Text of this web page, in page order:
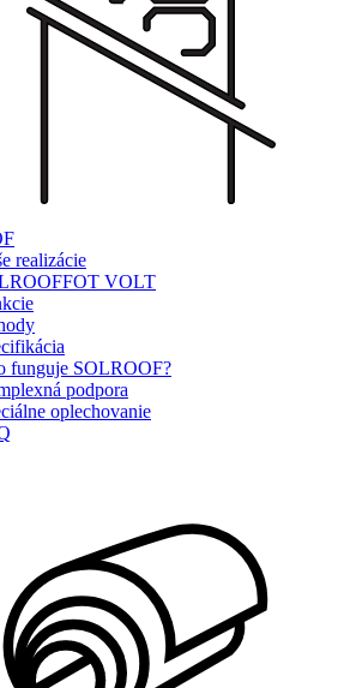
realizácie
FOT VOLT
funguje SOLROOF?
podpora
oplechovanie